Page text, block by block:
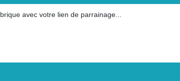
avec votre lien de parrainage...